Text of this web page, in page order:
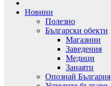
Новини
Полезно
Български обекти
Магазини
Заведения
Медици
Занаяти
Опознай България